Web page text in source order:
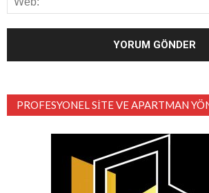
PROFESYONEL SITE VE APARTMAN